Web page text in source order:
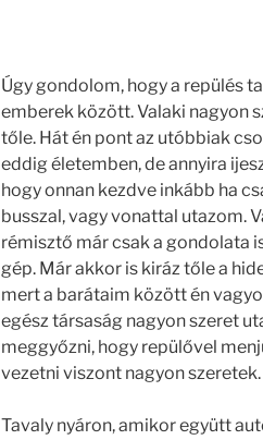
Úgy gondolom, hogy a repülés
emberek között. Valaki nagyon
tőle. Hát én pont az utóbbiak
eddig életemben, de annyira
hogy onnan kezdve inkább ha
busszal, vagy vonattal utazom.
rémisztő már csak a gondolata
gép. Már akkor is kiráz tőle a
mert a barátaim között én
egész társaság nagyon szeret
meggyőzni, hogy repülővel
vezetni viszont nagyon szeretek.
Tavaly nyáron, amikor együtt